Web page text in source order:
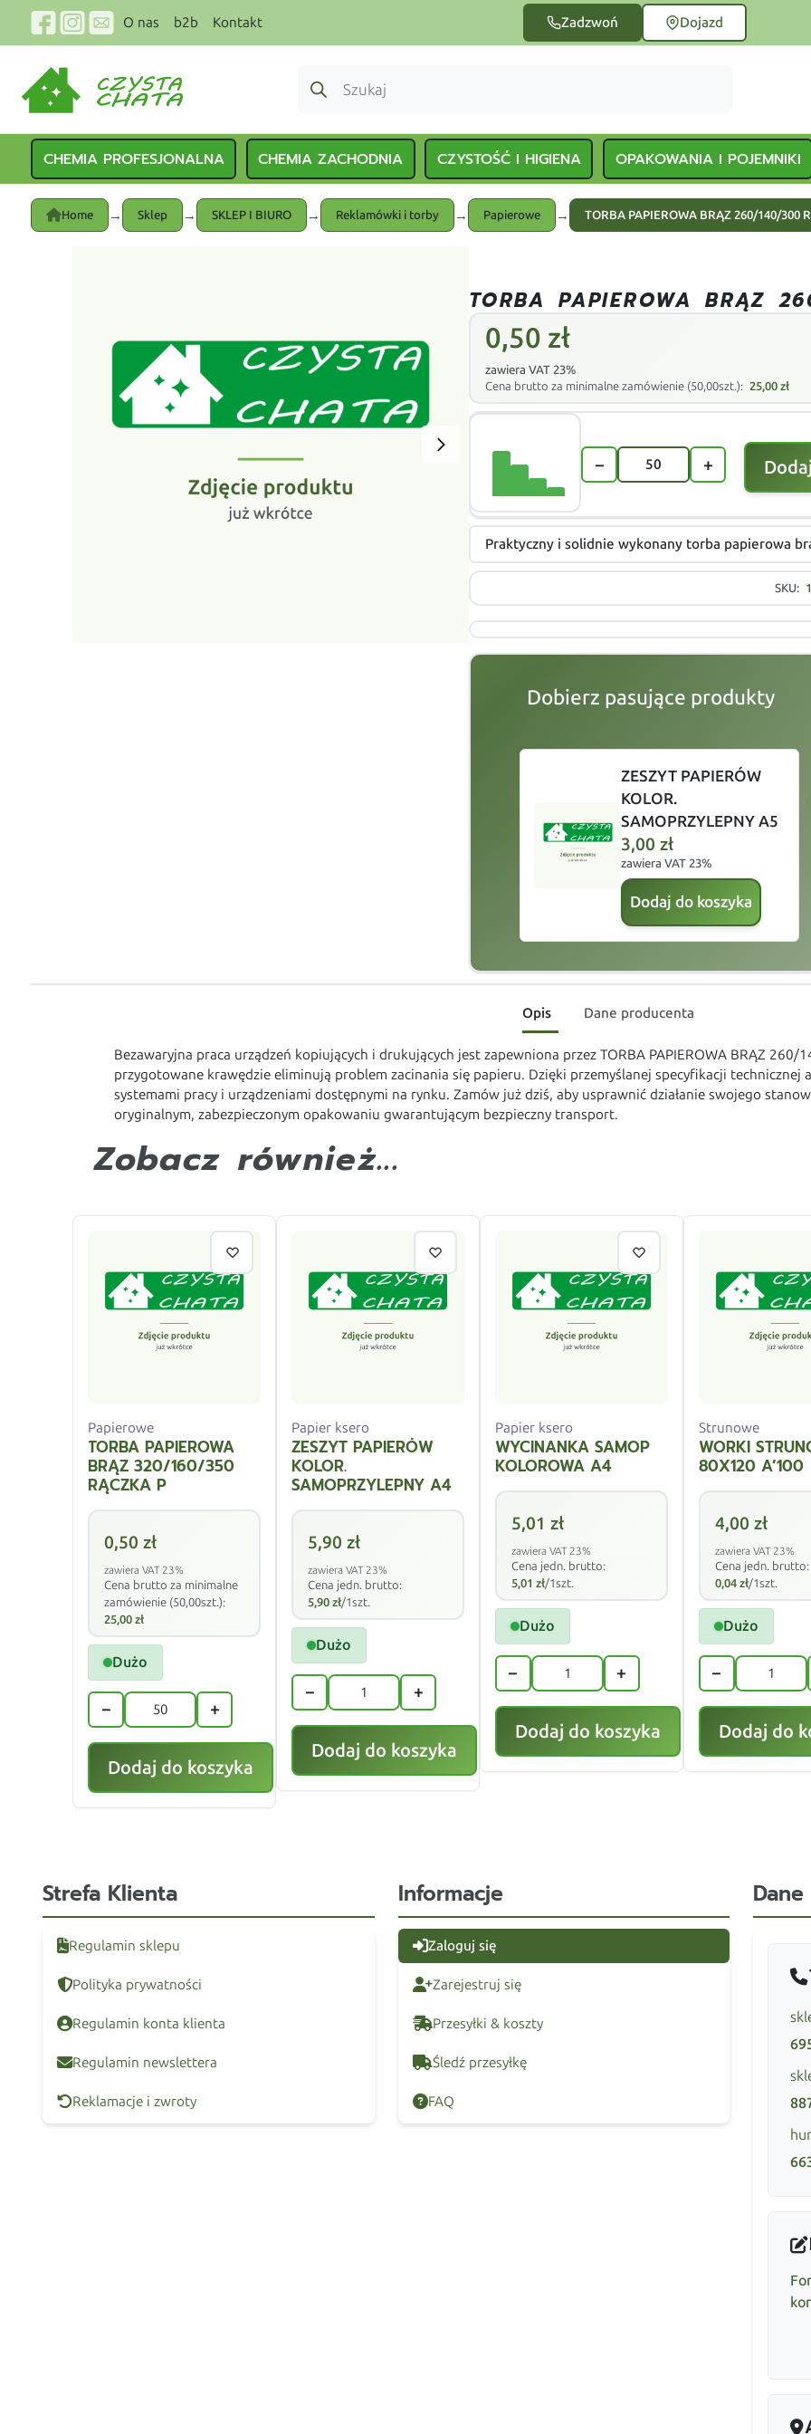
O nas b2b Kontakt Zadzwoń Dojazd
CHEMIA PROFESJONALNA CHEMIA ZACHODNIA CZYSTOŚĆ I HIGIENA OPAKOWANIA I POJEMNIKI
Home → Sklep → SKLEP I BIURO → Reklamówki i torby → Papierowe → TORBA PAPIEROWA BRĄZ 260/140/300
TORBA PAPIEROWA BRĄZ
0,50 zł
zawiera VAT 23%
Cena brutto za minimalne zamówienie (50,00szt.): 25,00zł
− +
Praktyczny i solidnie wykonany torba papierowa
SKU:
Dobierz pasujące produkty
slide
ZESZYT PAPIERÓW
KOLOR.
SAMOPRZYLEPNY A5
3,00zł
zawiera VAT 23%
Dodaj do koszyka
Opis Dane producenta
Bezawaryjna praca urządzeń kopiujących i drukujących jest zapewniona przez TORBA PAPIEROWA BRĄZ 260/
przygotowane krawędzie eliminują problem zacinania się papieru. Dzięki przemyślanej specyfikacji technicznej
systemami pracy i urządzeniami dostępnymi na rynku. Zamów już dziś, aby usprawnić działanie swojego
oryginalnym, zabezpieczonym opakowaniu gwarantującym bezpieczny transport.
Zobacz również...
Papierowe
TORBA PAPIEROWA
BRĄZ 320/160/350
RĄCZKA P
0,50zł
zawiera VAT 23%
Cena brutto za minimalne
zamówienie (50,00szt.):
25,00zł
Dużo
− +
Dodaj do koszyka
Papier ksero
ZESZYT PAPIERÓW
KOLOR.
SAMOPRZYLEPNY A4
5,90zł
zawiera VAT 23%
Cena jedn. brutto:
5,90zł/1szt.
Dużo
− +
Dodaj do koszyka
Papier ksero
WYCINANKA SAMOP
KOLOROWA A4
5,01 zł
zawiera VAT 23%
Cena jedn. brutto:
5,01 zł/1szt.
Dużo
− +
Dodaj do koszyka
Strunowe
WORKI
80X120 A’100
4,00 zł
zawiera VAT 23%
Cena jedn. brutto:
0,04 zł/1szt.
Dużo
−
Dodaj do
Strefa Klienta
Regulamin sklepu
Polityka prywatności
Regulamin konta klienta
Regulamin newslettera
Reklamacje i zwroty
Informacje
Zaloguj się
Zarejestruj się
Przesyłki & koszty
Śledź przesyłkę
FAQ